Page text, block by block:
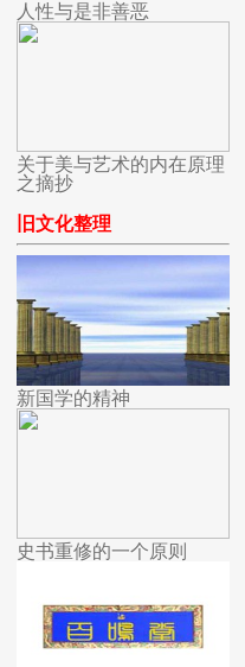
人性与是非善恶
关于美与艺术的内在原理
之摘抄
旧文化整理
新国学的精神
史书重修的一个原则